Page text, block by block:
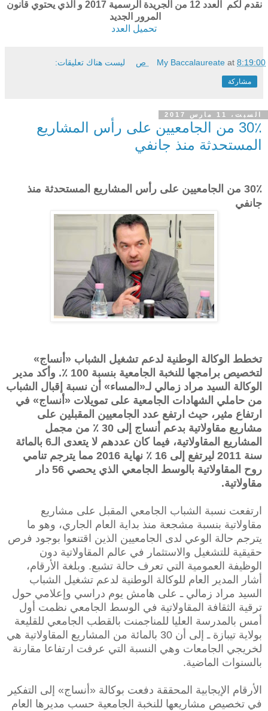
نقدم لكم العدد 12 من الجريدة الرسمية 2017 و الذي يحتوي قانون
المرور الجديد
تحميل العدد
My Baccalaureateat8:19:00 ص ليست هناك تعليقات:
مشاركة
السبت، 11 مارس 2017
30٪ من الجامعيين على رأس المشاريع
المستحدثة منذ جانفي
30٪ من الجامعيين على رأس المشاريع المستحدثة منذ
جانفي
تخطط الوكالة الوطنية لدعم تشغيل الشباب «أنساج»
لتخصيص برامجها للنخبة الجامعية بنسبة 100 ٪. وأكد مدير
الوكالة السيد مراد زمالي لـ«المساء» أن نسبة إقبال الشباب
من حاملي الشهادات الجامعية على تمويلات «أنساج» في
ارتفاع مثير، حيث ارتفع عدد الجامعيين المقبلين على
مشاريع مقاولاتية بدعم أنساج إلى 30 ٪ من مجمل
المشاريع المقاولاتية، فيما كان عددهم لا يتعدى الـ6 بالمائة
سنة 2011 ليرتفع إلى 16 ٪ نهاية 2016 مما يترجم تنامي
روح المقاولاتية بالوسط الجامعي الذي يحصي 56 دار
مقاولاتية.
ارتفعت نسبة الشباب الجامعي المقبل على مشاريع
مقاولاتية بنسبة مشجعة منذ بداية العام الجاري، وهو ما
يترجم حالة الوعي لدى الجامعيين الذين اقتنعوا بوجود فرص
حقيقية للتشغيل والاستثمار في عالم المقاولاتية دون
الوظيفة العمومية التي تعرف حالة تشبع. وبلغة الأرقام،
أشار المدير العام للوكالة الوطنية لدعم تشغيل الشباب
السيد مراد زمالي ـ على هامش يوم دراسي وإعلامي حول
ترقية الثقافة المقاولاتية في الوسط الجامعي نظمت أول
أمس بالمدرسة العليا للمناجمنت بالقطب الجامعي للقليعة
بولاية تيبازة ـ إلى أن 30 بالمائة من المشاريع المقاولاتية هي
لخريجي الجامعات وهي النسبة التي عرفت ارتفاعا مقارنة
بالسنوات الماضية.
الأرقام الإيجابية المحققة دفعت بوكالة «أنساج» إلى التفكير
في تخصيص مشاريعها للنخبة الجامعية حسب مديرها العام